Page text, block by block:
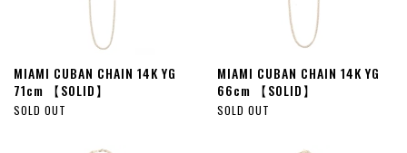
MIAMI CUBAN CHAIN 14K YG
71cm 【SOLID】
SOLD OUT
MIAMI CUBAN CHAIN 14K YG
66cm 【SOLID】
SOLD OUT